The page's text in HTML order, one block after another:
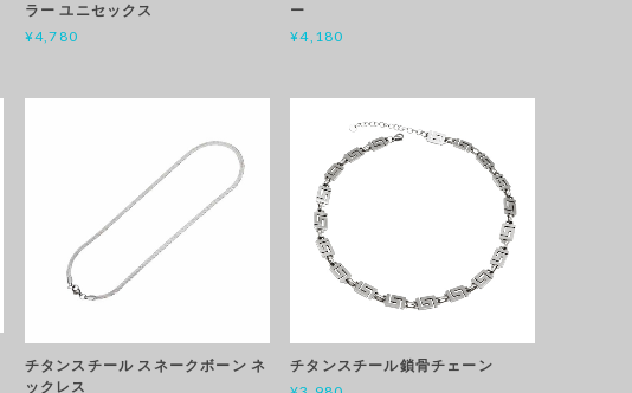
ラー ユニセックス
¥4,780
ー
¥4,180
チタンスチール スネークボーン ネ
ックレス
チタンスチール鎖骨チェーン